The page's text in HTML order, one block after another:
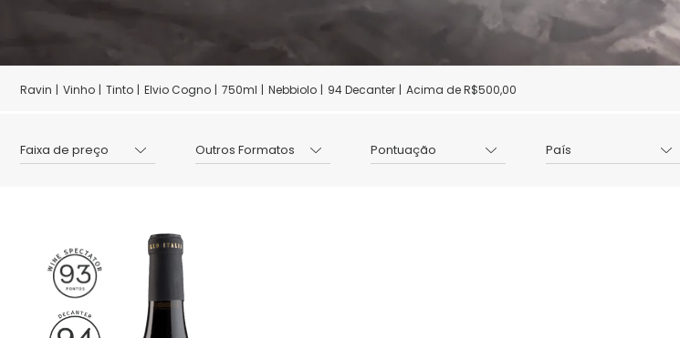
Vinho Tinto Elvio Cogno 750ml Nebbiolo 94 Decanter Acima de R$500,00
Faixa de preço Outros Formatos Pontuação País